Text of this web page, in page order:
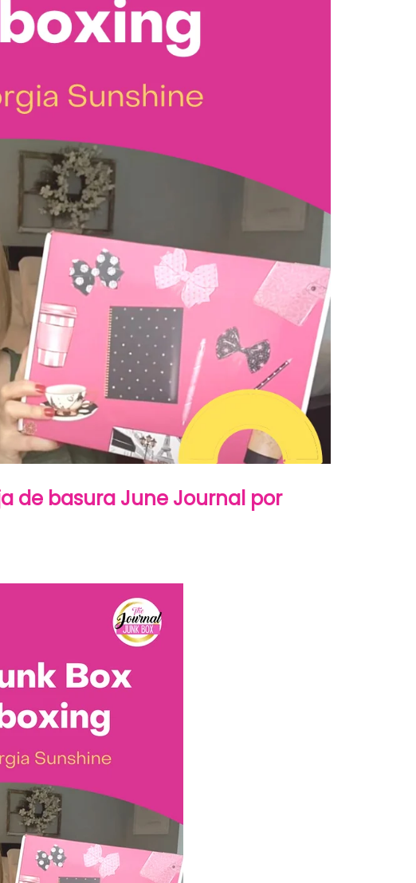
de basura June Journal por